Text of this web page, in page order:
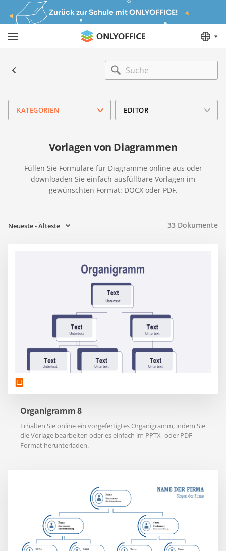
Zurück zur Schule mit ONLYOFFICE!
KATEGORIEN EDITOR
Vorlagen von Diagrammen
Füllen Sie Formulare für Diagramme online aus oder
downloaden Sie einfach ausfüllbare Vorlagen im
gewünschten Format: DOCX oder PDF.
Neueste - Älteste 33 Dokumente
Organigramm 8
Erhalten Sie online ein vorgefertigtes Organigramm, indem Sie
die Vorlage bearbeiten oder es einfach im PPTX- oder PDF-
Format herunterladen.